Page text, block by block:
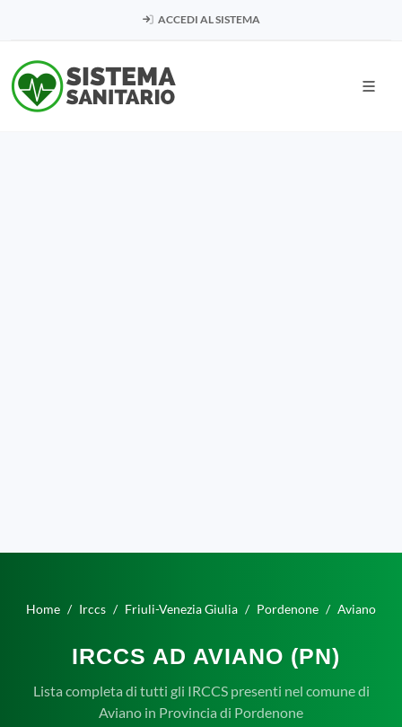
ACCEDI AL SISTEMA
Home Irccs Friuli-Venezia Giulia Pordenone Aviano
IRCCS AD AVIANO (PN)
Lista completa di tutti gli IRCCS presenti nel comune di
Aviano in Provincia di Pordenone